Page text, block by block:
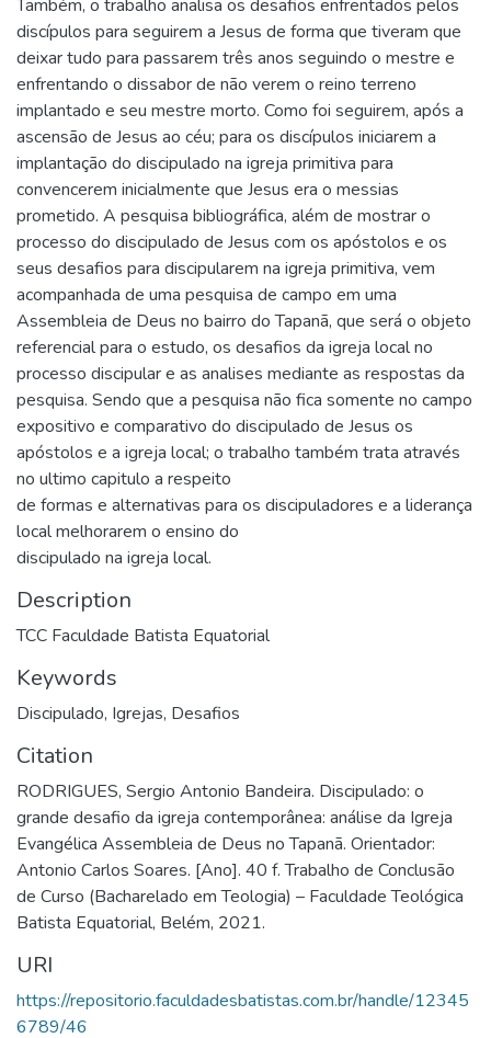
Também, o trabalho analisa os desafios enfrentados pelos
discípulos para seguirem a Jesus de forma que tiveram que
deixar tudo para passarem três anos seguindo o mestre e
enfrentando o dissabor de não verem o reino terreno
implantado e seu mestre morto. Como foi seguirem, após a
ascensão de Jesus ao céu; para os discípulos iniciarem a
implantação do discipulado na igreja primitiva para
convencerem inicialmente que Jesus era o messias
prometido. A pesquisa bibliográfica, além de mostrar o
processo do discipulado de Jesus com os apóstolos e os
seus desafios para discipularem na igreja primitiva, vem
acompanhada de uma pesquisa de campo em uma
Assembleia de Deus no bairro do Tapanã, que será o objeto
referencial para o estudo, os desafios da igreja local no
processo discipular e as analises mediante as respostas da
pesquisa. Sendo que a pesquisa não fica somente no campo
expositivo e comparativo do discipulado de Jesus os
apóstolos e a igreja local; o trabalho também trata através
no ultimo capitulo a respeito
de formas e alternativas para os discipuladores e a liderança
local melhorarem o ensino do
discipulado na igreja local.
Description
TCC Faculdade Batista Equatorial
Keywords
Discipulado, Igrejas, Desafios
Citation
RODRIGUES, Sergio Antonio Bandeira. Discipulado: o
grande desafio da igreja contemporânea: análise da Igreja
Evangélica Assembleia de Deus no Tapanã. Orientador:
Antonio Carlos Soares. [Ano]. 40 f. Trabalho de Conclusão
de Curso (Bacharelado em Teologia) – Faculdade Teológica
Batista Equatorial, Belém, 2021.
URI
https://repositorio.faculdadesbatistas.com.br/handle/12345
6789/46